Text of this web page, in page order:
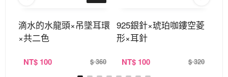
滴水的水龍頭×吊墜耳環
×共二色
NT$ 100 $ 360
925銀針×琥珀咖鏤空菱
形×耳針
NT$ 100 $ 320